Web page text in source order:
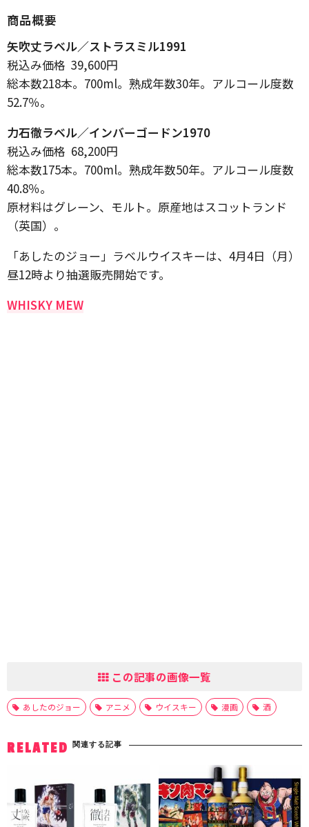
商品概要
矢吹丈ラベル／ストラスミル1991
税込み価格 39,600円
総本数218本。700ml。熟成年数30年。アルコール度数
52.7％。
力石徹ラベル／インバーゴードン1970
税込み価格 68,200円
総本数175本。700ml。熟成年数50年。アルコール度数
40.8％。
原材料はグレーン、モルト。原産地はスコットランド
（英国）。
「あしたのジョー」ラベルウイスキーは、4月4日（月）
昼12時より抽選販売開始です。
WHISKY MEW
この記事の画像一覧
あしたのジョー アニメ ウイスキー 漫画 酒
RELATED 関連する記事